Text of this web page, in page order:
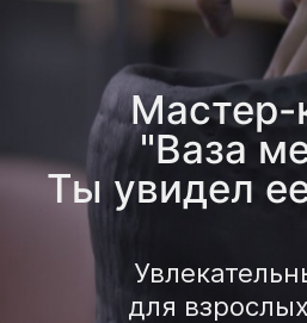
Мастер-
"Ваза
Ты увидел
для